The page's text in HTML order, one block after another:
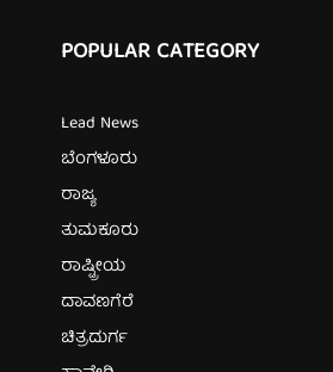
POPULAR CATEGORY
Lead News
ಬೆಂಗಳೂರು
ರಾಜ್ಯ
ತುಮಕೂರು
ರಾಷ್ಟ್ರೀಯ
ದಾವಣಗೆರೆ
ಚಿತ್ರದುರ್ಗ